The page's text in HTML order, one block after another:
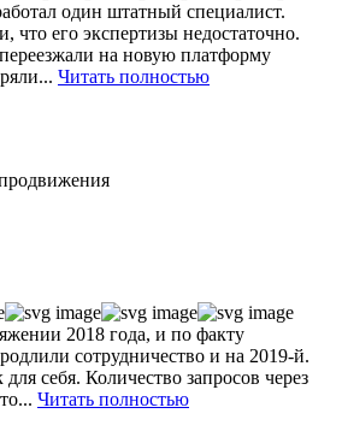
один штатный специалист.
что его экспертизы недостаточно.
на новую платформу
Читать полностью
2018 года, и по факту
сотрудничество и на 2019-й.
себя. Количество запросов через
Читать полностью